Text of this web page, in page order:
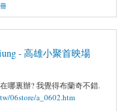
- 高雄小聚首映場
哪裏辦? 我覺得布蘭奇不錯.
06store/a_0602.htm